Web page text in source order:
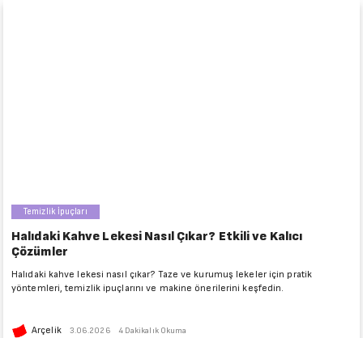
Temizlik İpuçları
Halıdaki Kahve Lekesi Nasıl Çıkar? Etkili ve Kalıcı
Çözümler
Halıdaki kahve lekesi nasıl çıkar? Taze ve kurumuş lekeler için pratik
yöntemleri, temizlik ipuçlarını ve makine önerilerini keşfedin.
Arçelik 3.06.2026 4 Dakikalık Okuma